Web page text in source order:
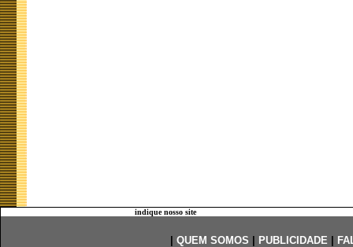
indique nosso site
QUEM SOMOS PUBLICIDADE|